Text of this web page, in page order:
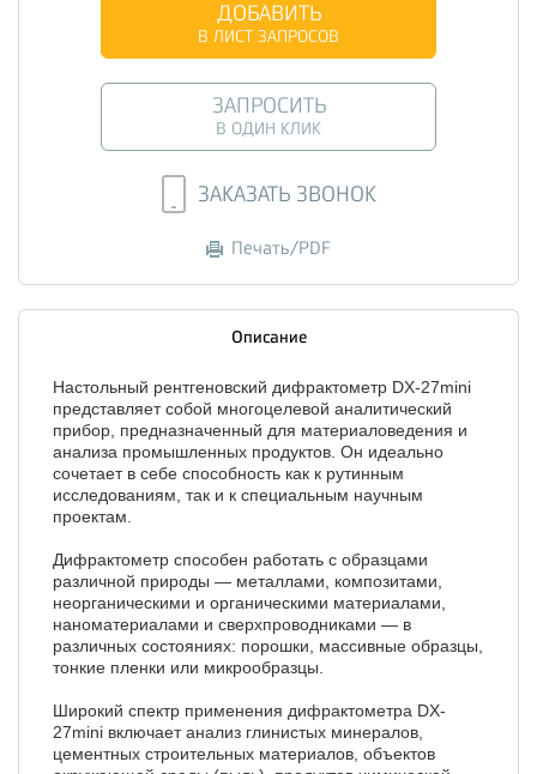
ДОБАВИТЬ
В ЛИСТ ЗАПРОСОВ
ЗАПРОСИТЬ
В ОДИН КЛИК
ЗАКАЗАТЬ ЗВОНОК
Печать/PDF
Описание
Настольный рентгеновский дифрактометр DX-27mini
представляет собой многоцелевой аналитический
прибор, предназначенный для материаловедения и
анализа промышленных продуктов. Он идеально
сочетает в себе способность как к рутинным
исследованиям, так и к специальным научным
проектам.
Дифрактометр способен работать с образцами
различной природы — металлами, композитами,
неорганическими и органическими материалами,
наноматериалами и сверхпроводниками — в
различных состояниях: порошки, массивные образцы,
тонкие пленки или микрообразцы.
Широкий спектр применения дифрактометра DX-
27mini включает анализ глинистых минералов,
цементных строительных материалов, объектов